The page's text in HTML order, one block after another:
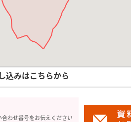
込みはこちらから
合わせ番号をお伝えください